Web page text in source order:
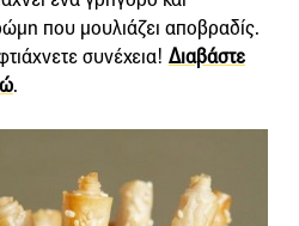
που μουλιάζει αποβραδίς.
συνέχεια! Διαβάστε
.